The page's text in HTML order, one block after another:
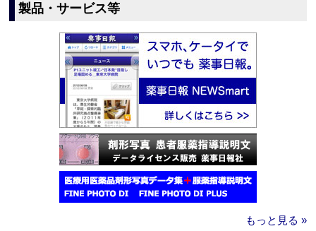
製品・サービス等
もっと見る »